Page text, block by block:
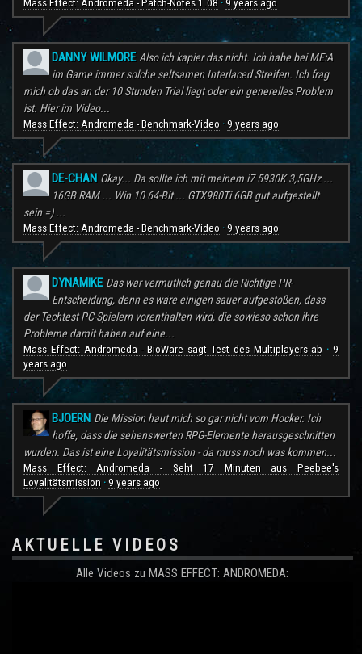
Mass Effect: Andromeda - Patch-Notes 1.08 · 9 years ago
DANNY WILMORE Also ich kapier das nicht. Ich habe bei ME:A
im Game immer solche seltsamen Interlaced Streifen. Ich frag
mich ob das an der 10 Stunden Trial liegt oder ein generelles Problem
ist. Hier im Video...
Mass Effect: Andromeda - Benchmark-Video · 9 years ago
DE-CHAN Okay... Da sollte ich mit meinem i7 5930K 3,5GHz ...
16GB RAM ... Win 10 64-Bit ... GTX980Ti 6GB gut aufgestellt
sein =) ...
Mass Effect: Andromeda - Benchmark-Video · 9 years ago
DYNAMIKE Das war vermutlich genau die Richtige PR-
Entscheidung, denn es wäre einigen sauer aufgestoßen, dass
der Techtest PC-Spielern vorenthalten wird, die sowieso schon ihre
Probleme damit haben auf eine...
Mass Effect: Andromeda - BioWare sagt Test des Multiplayers ab ·9
years ago
BJOERN Die Mission haut mich so gar nicht vom Hocker. Ich
hoffe, dass die sehenswerten RPG-Elemente herausgeschnitten
wurden. Das ist eine Loyalitätsmission - da muss noch was kommen...
Mass Effect: Andromeda - Seht 17 Minuten aus Peebee's
Loyalitätsmission · 9 years ago
AKTUELLE VIDEOS
Alle Videos zu MASS EFFECT: ANDROMEDA: